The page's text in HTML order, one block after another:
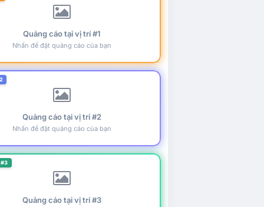
Quảng cáo tại vị trí #1
Nhấn để đặt quảng cáo của bạn
Quảng cáo tại vị trí #2
Nhấn để đặt quảng cáo của bạn
Quảng cáo tại vị trí #3